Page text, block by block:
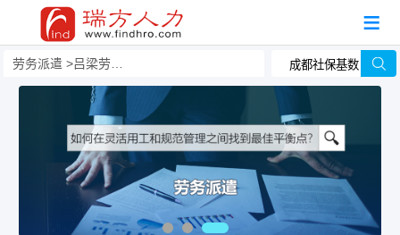
劳务派遣 吕梁劳务派遣公司哪家好？有哪些？